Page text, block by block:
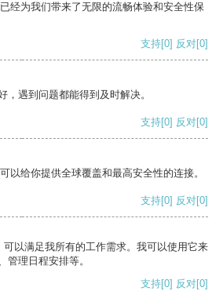
经为我们带来了无限的流畅体验和安全性保
支持[0] 反对[0]
，遇到问题都能得到及时解决。
支持[0] 反对[0]
以给你提供全球覆盖和最高安全性的连接。
支持[0] 反对[0]
以满足我所有的工作需求。我可以使用它来
管理日程安排等。
支持[0] 反对[0]